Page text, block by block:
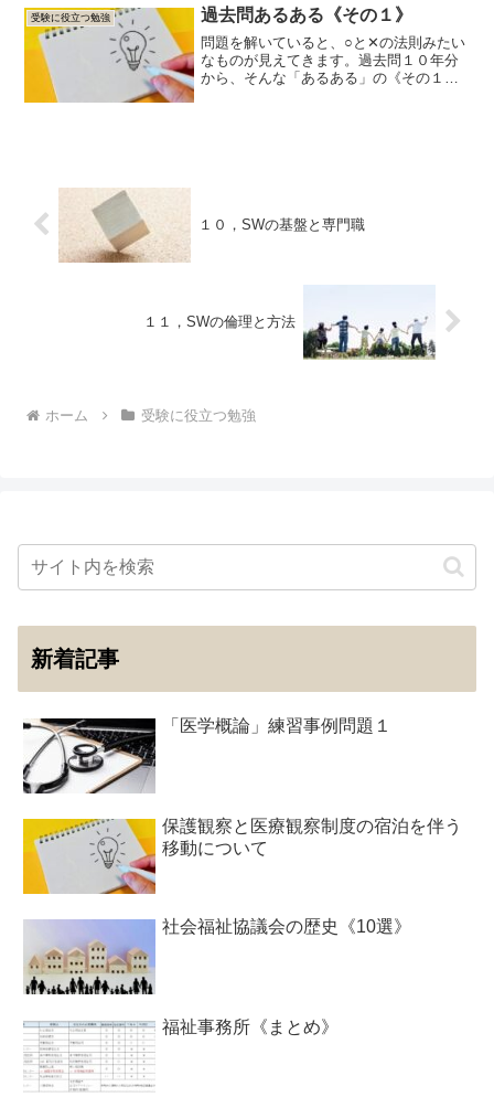
期、思春期、青年期、壮年期、前期高齢
期、後期...
受験に役立つ勉強 過去問あるある《その１》
問題を解いていると、○と✕の法則みたい
なものが見えてきます。過去問１０年分
から、そんな「あるある」の《その１》
１０，SWの基盤と専門職
１１，SWの倫理と方法
ホーム 受験に役立つ勉強
新着記事
「医学概論」練習事例問題１
保護観察と医療観察制度の宿泊を伴う
移動について
社会福祉協議会の歴史《10選》
福祉事務所《まとめ》